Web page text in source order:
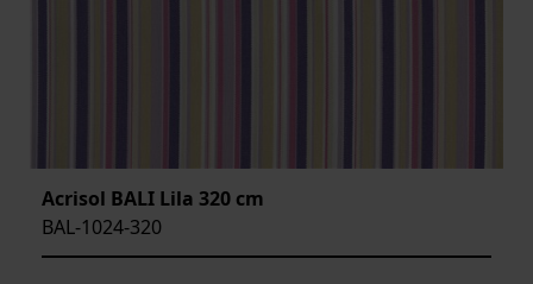
Acrisol BALI Lila 320 cm
BAL-1024-320